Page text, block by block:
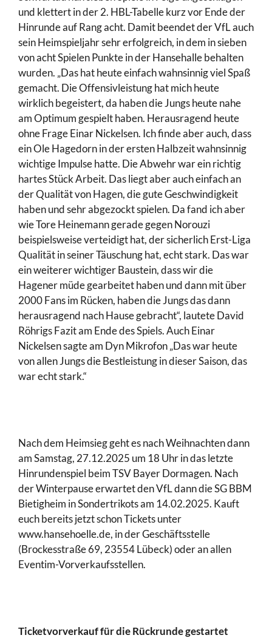
und klettert in der 2. HBL-Tabelle kurz vor Ende der
Hinrunde auf Rang acht. Damit beendet der VfL auch
sein Heimspieljahr sehr erfolgreich, in dem in sieben
von acht Spielen Punkte in der Hansehalle behalten
wurden. „Das hat heute einfach wahnsinnig viel Spaß
gemacht. Die Offensivleistung hat mich heute
wirklich begeistert, da haben die Jungs heute nahe
am Optimum gespielt haben. Herausragend heute
ohne Frage Einar Nickelsen. Ich finde aber auch, dass
ein Ole Hagedorn in der ersten Halbzeit wahnsinnig
wichtige Impulse hatte. Die Abwehr war ein richtig
hartes Stück Arbeit. Das liegt aber auch einfach an
der Qualität von Hagen, die gute Geschwindigkeit
haben und sehr abgezockt spielen. Da fand ich aber
wie Tore Heinemann gerade gegen Norouzi
beispielsweise verteidigt hat, der sicherlich Erst-Liga
Qualität in seiner Täuschung hat, echt stark. Das war
ein weiterer wichtiger Baustein, dass wir die
Hagener müde gearbeitet haben und dann mit über
2000 Fans im Rücken, haben die Jungs das dann
herausragend nach Hause gebracht“, lautete David
Röhrigs Fazit am Ende des Spiels. Auch Einar
Nickelsen sagte am Dyn Mikrofon „Das war heute
von allen Jungs die Bestleistung in dieser Saison, das
war echt stark.“
Nach dem Heimsieg geht es nach Weihnachten dann
am Samstag, 27.12.2025 um 18 Uhr in das letzte
Hinrundenspiel beim TSV Bayer Dormagen. Nach
der Winterpause erwartet den VfL dann die SG BBM
Bietigheim in Sondertrikots am 14.02.2025. Kauft
euch bereits jetzt schon Tickets unter
www.hansehoelle.de, in der Geschäftsstelle
(Brockesstraße 69, 23554 Lübeck) oder an allen
Eventim-Vorverkaufsstellen.
Ticketvorverkauf für die Rückrunde gestartet